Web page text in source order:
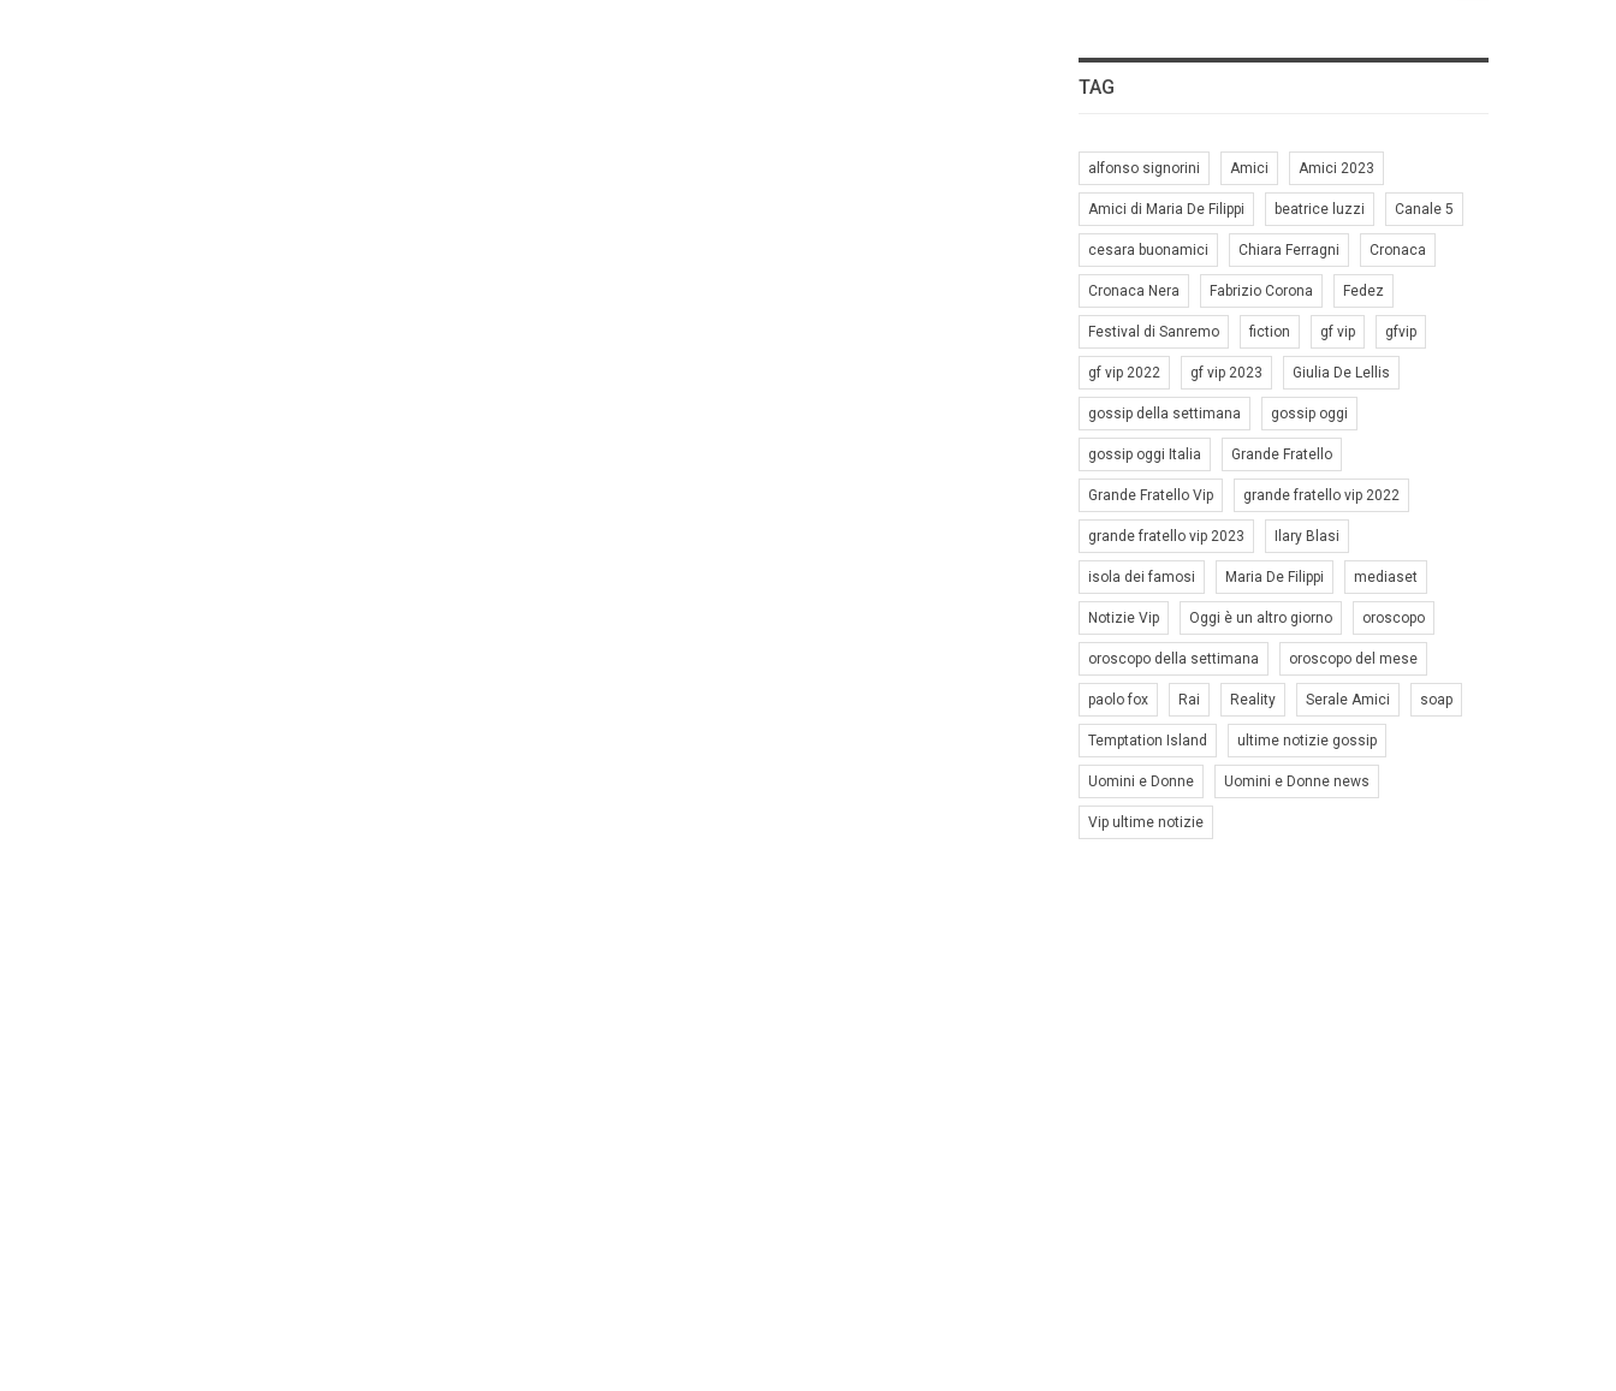
TAG
alfonso signorini Amici Amici 2023
Amici di Maria De Filippi beatrice luzzi Canale 5
cesara buonamici Chiara Ferragni Cronaca
Cronaca Nera Fabrizio Corona Fedez
Festival di Sanremo fiction gf vip gfvip
gf vip 2022 gf vip 2023 Giulia De Lellis
gossip della settimana gossip oggi
gossip oggi Italia Grande Fratello
Grande Fratello Vip grande fratello vip 2022
grande fratello vip 2023 Ilary Blasi
isola dei famosi Maria De Filippi mediaset
Notizie Vip Oggi è un altro giorno oroscopo
oroscopo della settimana oroscopo del mese
paolo fox Rai Reality Serale Amici soap
Temptation Island ultime notizie gossip
Uomini e Donne Uomini e Donne news
Vip ultime notizie